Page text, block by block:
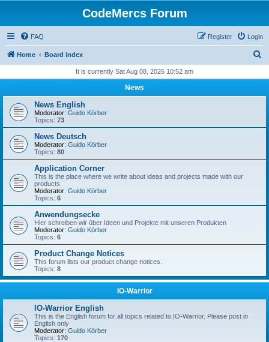
CodeMercs Forum
FAQ Login
Register
Home Board index
r
h
It is currently Sat Aug 08, 2026 10:52 am
News
News English
Moderator: Guido Körber
Topics: 73
News Deutsch
Moderator: Guido Körber
Topics: 80
Application Corner
This is the place where we write about ideas and projects made with our
products
Moderator: Guido Körber
Topics: 6
Anwendungsecke
Hier schreiben wir über Ideen und Projekte mit unseren Produkten
Moderator: Guido Körber
Topics: 6
Product Change Notices
This forum lists our product change notices.
Topics: 8
IO-Warrior
IO-Warrior English
This is the English forum for all topics related to IO-Warrior. Please post in
English only
Moderator: Guido Körber
Topics: 170